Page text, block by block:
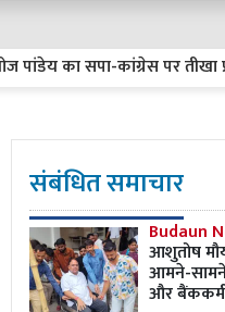
सपा-कांग्रेस पर तीखा प्रहार
संबंधित समाचार
Budaun
आशुतोष
आमने-
और